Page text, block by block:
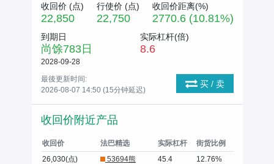
收回价 (点)
22,850
行使价 (点)
22,750
收回价距离(%)
2770.6 (10.81%)
到期日
尚馀783日
2028-09-28
实际杠杆(倍)
8.6
最後更新时间:
2026-08-07 14:50 (15分钟延迟)
买 / 卖
收回价附近产品
收回价 法巴精选 实际杠杆
街货比例
26,030(点)
53694熊 45.4
12.76%